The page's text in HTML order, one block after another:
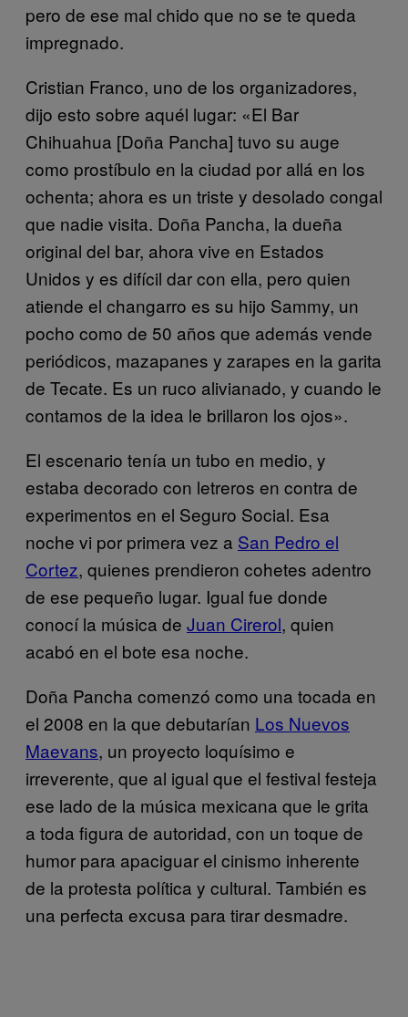
pero de ese mal chido que no se te queda
impregnado.
Cristian Franco, uno de los organizadores,
dijo esto sobre aquél lugar: «El Bar
Chihuahua [Doña Pancha] tuvo su auge
como prostíbulo en la ciudad por allá en los
ochenta; ahora es un triste y desolado congal
que nadie visita. Doña Pancha, la dueña
original del bar, ahora vive en Estados
Unidos y es difícil dar con ella, pero quien
atiende el changarro es su hijo Sammy, un
pocho como de 50 años que además vende
periódicos, mazapanes y zarapes en la garita
de Tecate. Es un ruco alivianado, y cuando le
contamos de la idea le brillaron los ojos».
El escenario tenía un tubo en medio, y
estaba decorado con letreros en contra de
experimentos en el Seguro Social. Esa
noche vi por primera vez a San Pedro el
Cortez, quienes prendieron cohetes adentro
de ese pequeño lugar. Igual fue donde
conocí la música de Juan Cirerol, quien
acabó en el bote esa noche.
Doña Pancha comenzó como una tocada en
el 2008 en la que debutarían Los Nuevos
Maevans, un proyecto loquísimo e
irreverente, que al igual que el festival festeja
ese lado de la música mexicana que le grita
a toda figura de autoridad, con un toque de
humor para apaciguar el cinismo inherente
de la protesta política y cultural. También es
una perfecta excusa para tirar desmadre.